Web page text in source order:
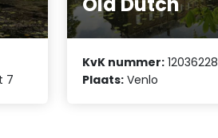
7
KvK nummer: 12036228
Plaats: Venlo